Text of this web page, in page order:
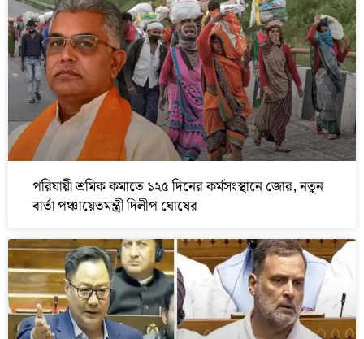
পরিযায়ী শ্রমিক কমাতে ১২৫ দিনের কর্মসংস্থানে জোর, নতুন
বার্তা পঞ্চায়েতমন্ত্রী দিলীপ ঘোষের